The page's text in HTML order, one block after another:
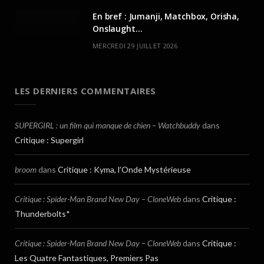
En bref : Jumanji, Matchbox, Orisha,
Onslaught…
MERCREDI 29 JUILLET 2026
LES DERNIERS COMMENTAIRES
SUPERGIRL : un film qui manque de chien – Watchbuddydans
Critique : Supergirl
broomdans Critique : Kyma, l’Onde Mystérieuse
Critique : Spider-Man Brand New Day – CloneWebdans Critique :
Thunderbolts*
Critique : Spider-Man Brand New Day – CloneWebdans Critique :
Les Quatre Fantastiques, Premiers Pas